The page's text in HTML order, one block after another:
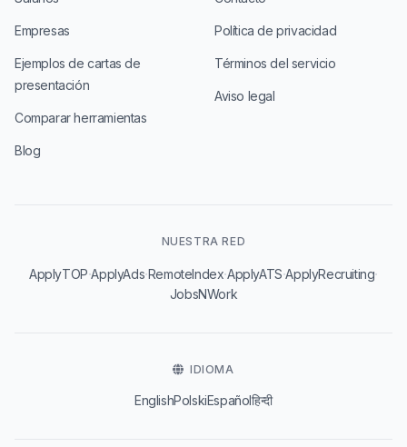
Empresas
Ejemplos de cartas de
presentación
Comparar herramientas
Blog
Política de privacidad
Términos del servicio
Aviso legal
NUESTRA RED
ApplyTOP·ApplyAds·RemoteIndex·ApplyATS·ApplyRecruiting·
JobsNWork
IDIOMA
EnglishPolskiEspañolहिन्दी